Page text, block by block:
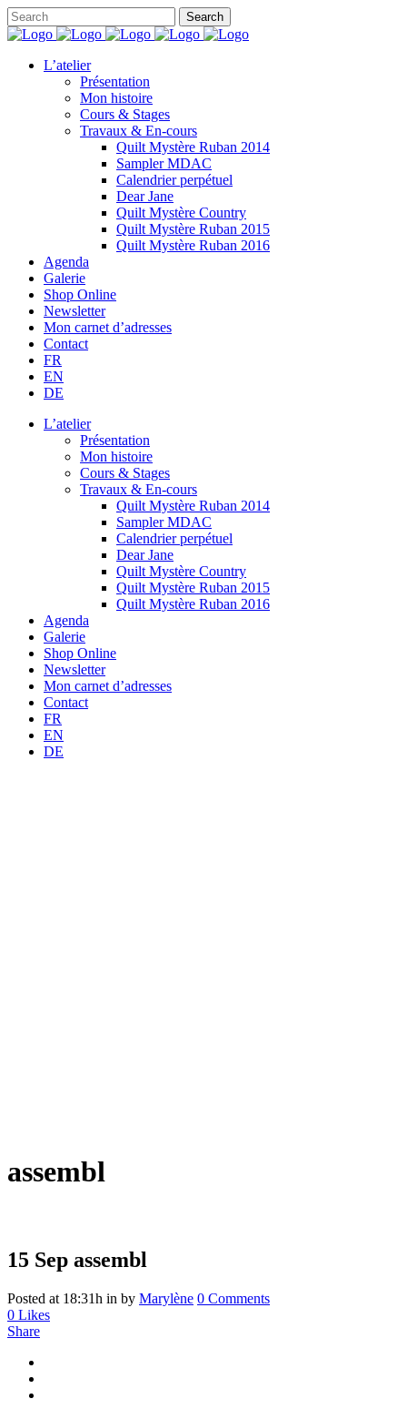
L’atelier
Présentation
Mon histoire
Cours & Stages
Travaux & En-cours
Quilt Mystère Ruban 2014
Sampler MDAC
Calendrier perpétuel
Dear Jane
Quilt Mystère Country
Quilt Mystère Ruban 2015
Quilt Mystère Ruban 2016
Agenda
Galerie
Shop Online
Newsletter
Mon carnet d’adresses
Contact
FR
EN
DE
L’atelier
Présentation
Mon histoire
Cours & Stages
Travaux & En-cours
Quilt Mystère Ruban 2014
Sampler MDAC
Calendrier perpétuel
Dear Jane
Quilt Mystère Country
Quilt Mystère Ruban 2015
Quilt Mystère Ruban 2016
Agenda
Galerie
Shop Online
Newsletter
Mon carnet d’adresses
Contact
FR
EN
DE
assembl
15 Sep assembl
Posted at 18:31h in by Marylène 0 Comments
0 Likes
Share